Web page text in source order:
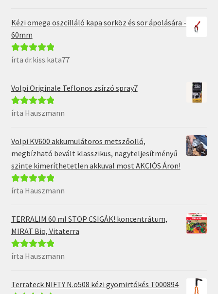
Kézi omega oszcilláló kapa sorköz és sor ápolására -
60mm
Értékelés:5 /
írta dr.kiss.kata77
Volpi Originale Teflonos zsírzó spray7
Értékelés:5/
írta Hauszmann
Volpi KV600 akkumulátoros metszőolló,
megbízható bevált klasszikus, nagyteljesítményű
szinte kimeríthetetlen akkuval most AKCIÓS Áron!
Értékelés:5/
írta Hauszmann
TERRALIM 60 ml STOP CSIGÁK! koncentrátum,
MIRAT Bio, Vitaterra
Értékelés:5/
írta Hauszmann
Terrateck NIFTY N.o508 kézi gyomirtókés T000894